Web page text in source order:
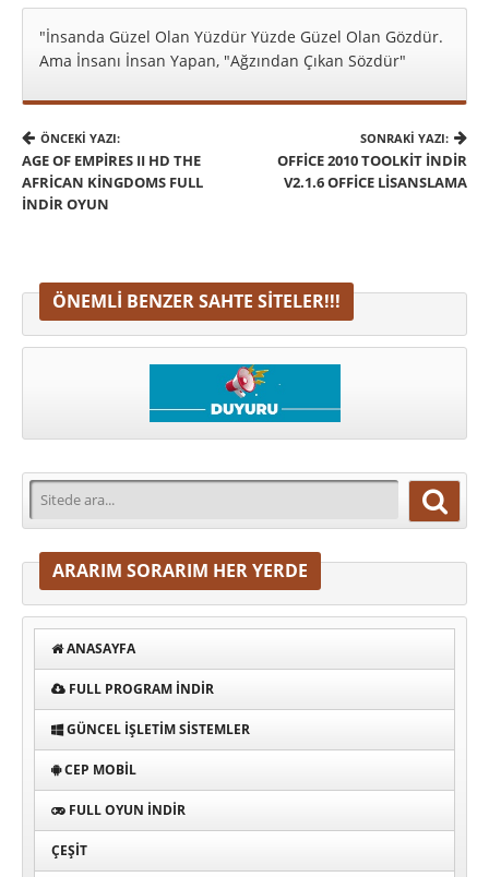
"İnsanda Güzel Olan Yüzdür Yüzde Güzel Olan Gözdür.
Ama İnsanı İnsan Yapan, "Ağzından Çıkan Sözdür"
ÖNCEKI YAZI:
AGE OF EMPIRES II HD THE
AFRICAN KINGDOMS FULL
İNDIR OYUN
SONRAKI YAZI:
OFFICE 2010 TOOLKIT INDIR
V2.1.6 OFFICE LISANSLAMA
ÖNEMLI BENZER SAHTE SITELER!!!
ARARIM SORARIM HER YERDE
ANASAYFA
FULL PROGRAM INDIR
GÜNCEL İŞLETIM SISTEMLER
CEP MOBIL
FULL OYUN İNDIR
ÇEŞIT